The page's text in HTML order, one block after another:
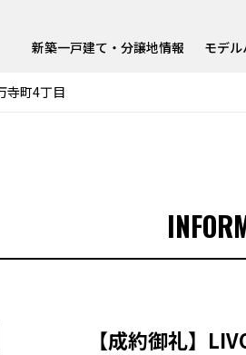
新築一戸建て・分譲地情報 モデ
寺町4丁目
【成約御礼】